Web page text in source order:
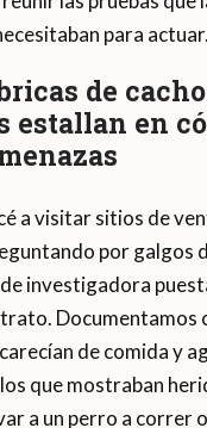
para actuar.
de
estallan en
a visitar sitios de
por galgos
investigadora
Documentamos
de comida y
que mostraban
a un perro a correr